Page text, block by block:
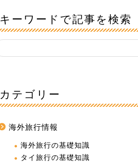
キーワードで記事を検索
カテゴリー
海外旅行情報
海外旅行の基礎知識
タイ旅行の基礎知識